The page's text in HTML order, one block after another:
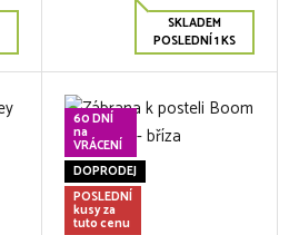
SKLADEM
POSLEDNÍ 1 KS
60 DNÍ
na
VRÁCENÍ
DOPRODEJ
POSLEDNÍ
kusy za
tuto cenu